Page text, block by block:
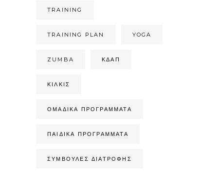
TRAINING
TRAINING PLAN YOGA
ZUMBA ΚΔΑΠ
ΚΙΛΚΊΣ
ΟΜΑΔΙΚΆ ΠΡΟΓΡΆΜΜΑΤΑ
ΠΑΙΔΙΚΆ ΠΡΟΓΡΆΜΜΑΤΑ
ΣΥΜΒΟΥΛΈΣ ΔΙΑΤΡΟΦΉΣ